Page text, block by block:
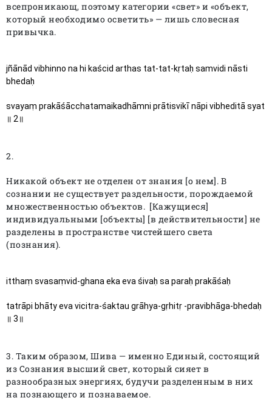
всепроникающ, поэтому категории «свет» и «объект,
который необходимо осветить» — лишь словесная
привычка.
jñānād vibhinno na hi kaścid arthas tat-tat-kṛtaḥ samvidi nāsti
bhedaḥ
svayaṃ prakāśācchatamaikadhāmni prātisvikī nāpi vibheditā syat
॥ 2॥
2.
Никакой объект не отделен от знания [о нем]. В
сознании не существует раздельности, порождаемой
множественностью объектов. [Кажущиеся]
индивидуальными [объекты] [в действительности] не
разделены в пространстве чистейшего света
(познания).
itthaṃ svasaṃvid-ghana eka eva śivaḥ sa paraḥ prakāśaḥ
tatrāpi bhāty eva vicitra-śaktau grāhya-gṛhitṛ -pravibhāga-bhedaḥ
॥ 3॥
3. Таким образом, Шива — именно Единый, состоящий
из Сознания высший свет, который сияет в
разнообразных энергиях, будучи разделенным в них
на познающего и познаваемое.